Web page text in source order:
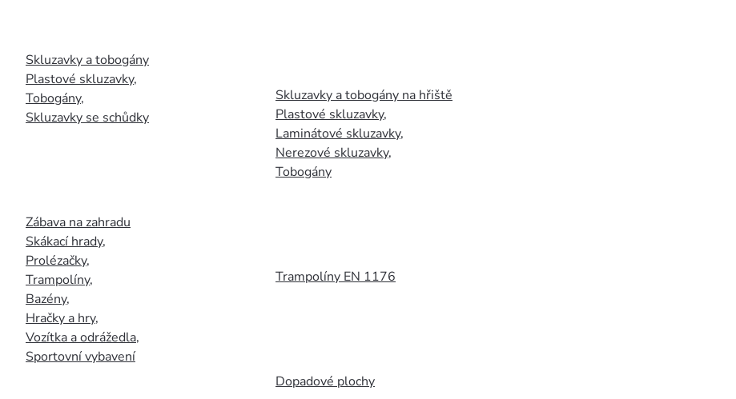
Skluzavky a tobogány
Plastové skluzavky,
Tobogány,
Skluzavky se schůdky
Zábava na zahradu
Skákací hrady,
Prolézačky,
Trampolíny,
Bazény,
Hračky a hry,
Vozítka a odrážedla,
Sportovní vybavení
Skluzavky a tobogány na hřiště
Plastové skluzavky,
Laminátové skluzavky,
Nerezové skluzavky,
Tobogány
Trampolíny EN 1176
Dopadové plochy